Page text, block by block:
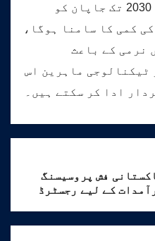
شرکاء نے نشاندہی کی کہ 2030 تک جاپان کو
کمی کا سامنا ہوگا،
نرمی کے باعث
ٹیکنالوجی ماہرین اس
ادا کر سکتے ہیں۔
فش پروسیسنگ
کے لیے رجسٹرڈ